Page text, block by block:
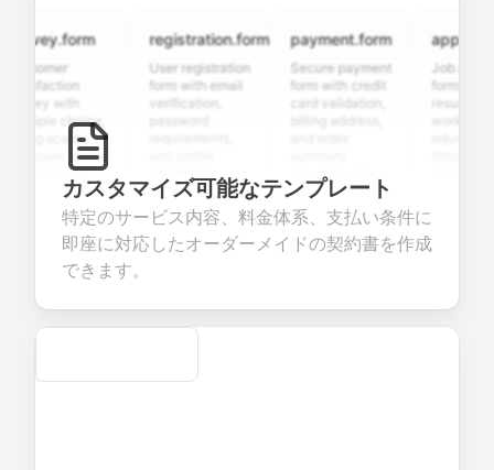
with
choice,
open-ended
valuable
about
products or
registration.form
User registration
form with email
verification,
fields for
seamless
account
creation.
payment.form
Secure payment
form with credit
card validation,
integration for
smooth e-
commerce
transactions.
Job
form with
resume
questions for
efficient
candidate
カスタマイズ可能なテンプレート
特定のサービス内容、料金体系、支払い条件に
即座に対応したオーダーメイドの契約書を作成
できます。
Secure